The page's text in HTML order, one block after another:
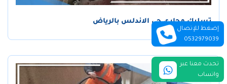
تسليك مجاري حي الاندلس بالرياض
إضغط للإتصال
0532979039
تحدث معنا عبر
واتساب